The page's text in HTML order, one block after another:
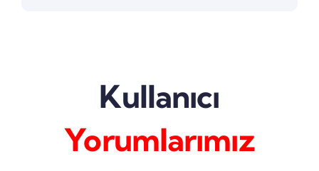
Kullanıcı
Yorumlarımız